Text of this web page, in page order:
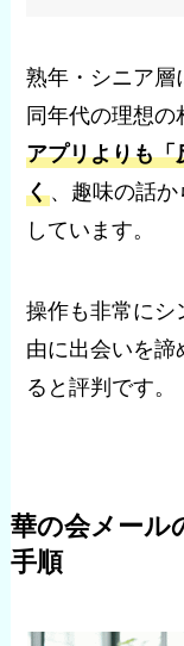
熟年・シニア層
同年代の理想
アプリよりも「
く、趣味の話
しています。
操作も非常にシ
由に出会いを諦
ると評判です。
華の会メール
手順